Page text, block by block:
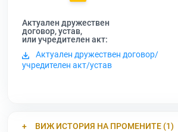
Актуален дружествен
договор, устав,
или учредителен акт:
Актуален дружествен договор/
учредителен акт/устав
ВИЖ ИСТОРИЯ НА ПРОМЕНИТЕ (1)